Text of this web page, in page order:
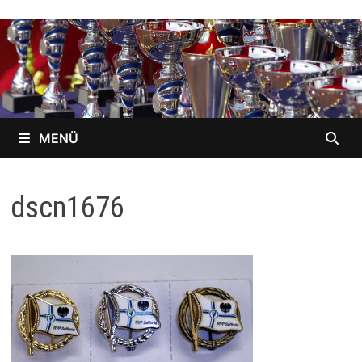
MENÜ
dscn1676